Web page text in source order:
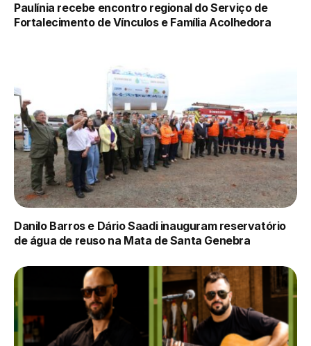
Paulínia recebe encontro regional do Serviço de
Fortalecimento de Vínculos e Família Acolhedora
Danilo Barros e Dário Saadi inauguram reservatório
de água de reuso na Mata de Santa Genebra